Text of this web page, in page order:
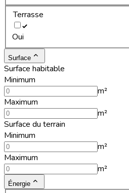
Terrasse
Oui
Surface
Surface habitable
Minimum
m²
Maximum
m²
Surface du terrain
Minimum
m²
Maximum
m²
Énergie